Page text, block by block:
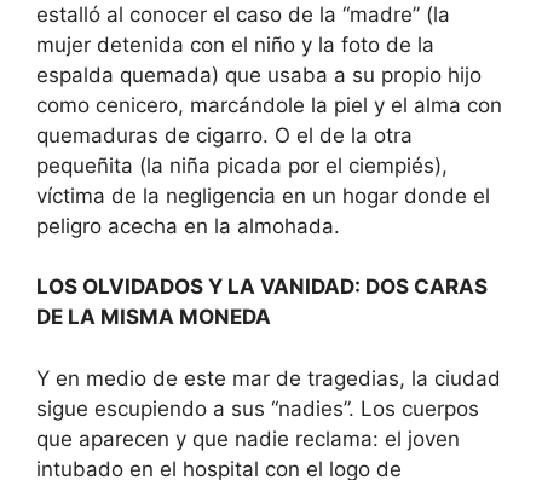
estalló al conocer el caso de la “madre” (la
mujer detenida con el niño y la foto de la
espalda quemada) que usaba a su propio hijo
como cenicero, marcándole la piel y el alma con
quemaduras de cigarro. O el de la otra
pequeñita (la niña picada por el ciempiés),
víctima de la negligencia en un hogar donde el
peligro acecha en la almohada.
LOS OLVIDADOS Y LA VANIDAD: DOS CARAS
DE LA MISMA MONEDA
Y en medio de este mar de tragedias, la ciudad
sigue escupiendo a sus “nadies”. Los cuerpos
que aparecen y que nadie reclama: el joven
intubado en el hospital con el logo de